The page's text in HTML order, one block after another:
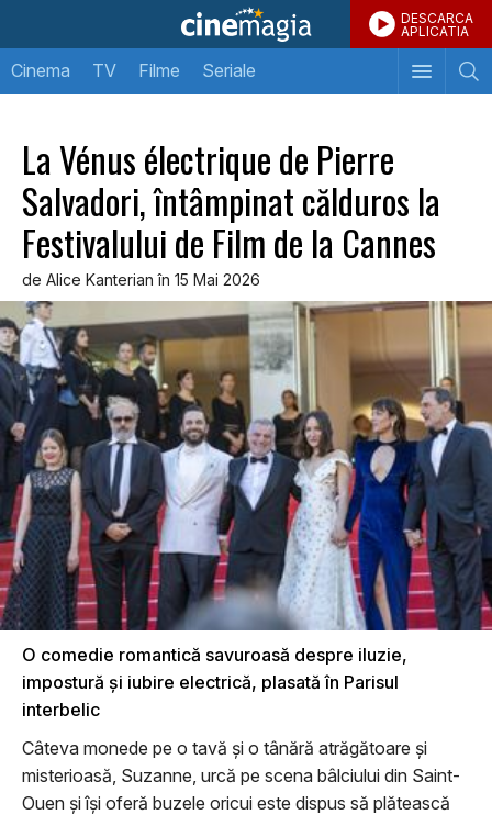
DESCARCA
APLICATIA
Cinema TV Filme Seriale
La Vénus électrique de Pierre
Salvadori, întâmpinat călduros la
Festivalului de Film de la Cannes
de Alice Kanterian în 15 Mai 2026
O comedie romantică savuroasă despre iluzie,
impostură și iubire electrică, plasată în Parisul
interbelic
Câteva monede pe o tavă și o tânără atrăgătoare și
misterioasă, Suzanne, urcă pe scena bâlciului din Saint-
Ouen și își oferă buzele oricui este dispus să plătească